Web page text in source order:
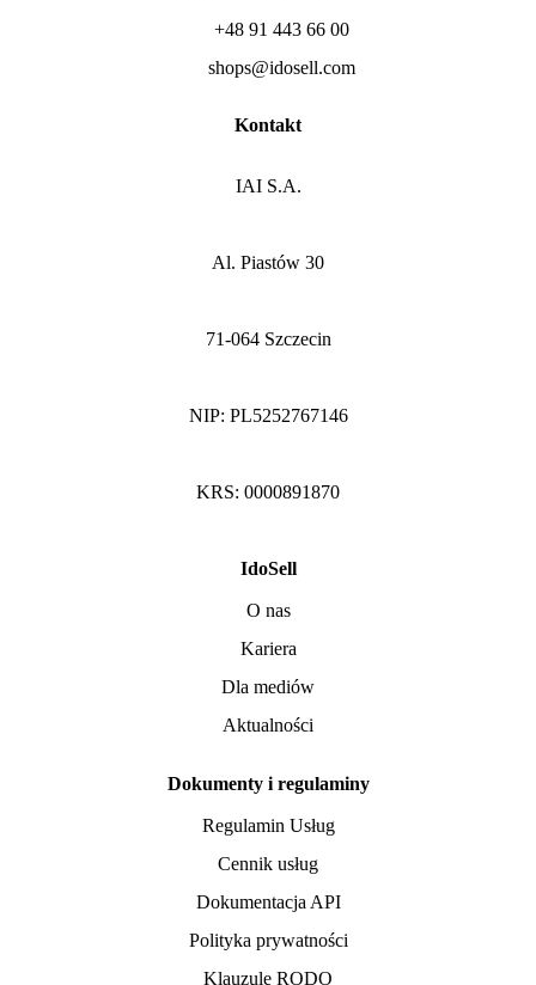
+48 91 443 66 00
shops@idosell.com
Kontakt
IAI S.A.
Al. Piastów 30
71-064 Szczecin
NIP: PL5252767146
KRS: 0000891870
IdoSell
O nas
Kariera
Dla mediów
Aktualności
Dokumenty i regulaminy
Regulamin Usług
Cennik usług
Dokumentacja API
Polityka prywatności
Klauzule RODO